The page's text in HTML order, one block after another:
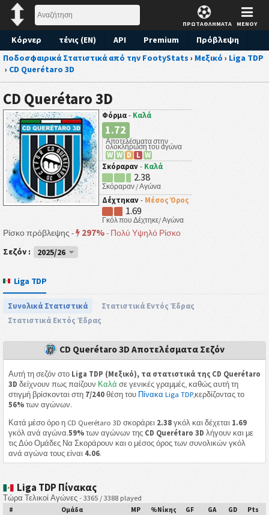
ΠΡΩΤΑΘΛΗΜΑΤΑ ΜΕΝΟΥ
Κόρνερ τένις (EN) API Premium
Πρόβλεψη
Ποδοσφαιρικά Στατιστικά από την FootyStats › Μεξικό › Liga TDP
› CD Querétaro 3D
CD Querétaro 3D
Φόρμα - Καλά
1.72
Αποτελέσματα στην
ολοκλήρωση του αγώνα
W W D L W
Σκόραραν - Καλά
2.38
Σκόραραν / Αγώνα
Δέχτηκαν - Μέσος Όρος
1.69
Γκόλ που Δέχτηκε/ Αγώνα
Ρίσκο πρόβλεψης - 297%- Πολύ Υψηλό Ρίσκο
Σεζόν :
2025/26
Liga TDP
Συνολικά Στατιστικά
Στατιστικά Εντός Έδρας
Στατιστικά Εκτός Έδρας
CD Querétaro 3D Αποτελέσματα Σεζόν
Αυτή τη σεζόν στο Liga TDP (Μεξικό), τα στατιστικά της CD Querétaro
3D δείχνουν πως παίζουν Καλά σε γενικές γραμμές, καθώς αυτή τη
στιγμή βρίσκονται στη 7/240θέση του Πίνακα Liga TDP,κερδίζοντας το
56%των αγώνων.
Κατά μέσο όρο η CD Querétaro 3D σκοράρει 2.38γκόλ και δέχεται 1.69
γκόλ ανά αγώνα.59%των αγώνων της CD Querétaro 3D λήγουν και με
τις Δύο Ομάδες Να Σκοράρουν και ο μέσος όρος των συνολικών γκόλ
ανά αγώνα τους είναι 4.06.
Liga TDP Πίνακας
Τώρα Τελικοί Αγώνες - 3365 / 3388 played
# Ομάδα MP %Νίκης GF GA GD Pts